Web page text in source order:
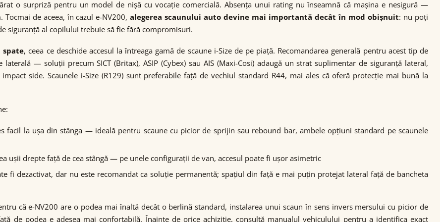
o surpriză pentru un model de nișă cu vocație comercială. Absența unui rating nu înseamnă că mașina e nesigură —
Tocmai de aceea, în cazul e-NV200,alegerea scaunului auto devine mai importantă decât în mod obișnuit: nu poți
siguranță al copilului trebuie să fie fără compromisuri.
spate, ceea ce deschide accesul la întreaga gamă de scaune i-Size de pe piață. Recomandarea generală pentru acest tip de
— soluții precum SICT (Britax), ASIP (Cybex) sau AIS (Maxi-Cosi) adaugă un strat suplimentar de siguranță lateral,
side. Scaunele i-Size (R129) sunt preferabile față de vechiul standard R44, mai ales că oferă protecție mai bună la
facil la ușa din stânga — ideală pentru scaune cu picior de sprijin sau rebound bar, ambele opțiuni standard pe scaunele
ușii drepte față de cea stângă — pe unele configurații de van, accesul poate fi ușor asimetric
fi dezactivat, dar nu este recomandat ca soluție permanentă; spațiul din față e mai puțin protejat lateral față de bancheta
că e-NV200 are o podea mai înaltă decât o berlină standard, instalarea unui scaun în sens invers mersului cu picior de
de podea e adesea mai confortabilă. Înainte de orice achiziție, consultă manualul vehiculului pentru a identifica exact